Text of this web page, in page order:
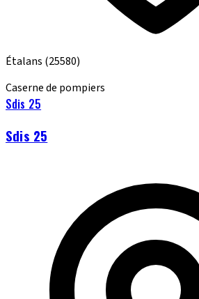
Étalans (25580)
Caserne de pompiers
Sdis 25
Sdis 25